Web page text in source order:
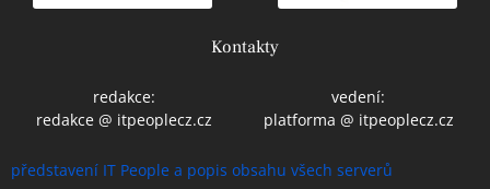
Kontakty
redakce:
redakce @ itpeoplecz.cz
vedení:
platforma @ itpeoplecz.cz
představení IT People a popis obsahu všech serverů